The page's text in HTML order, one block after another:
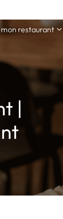
restaurant
|